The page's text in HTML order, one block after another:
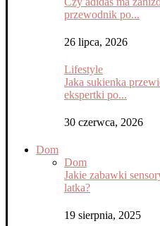
przewodnik po...
26 lipca, 2026
Lifestyle
Jaka sukienka
ekspertki po...
30 czerwca, 2026
Dom
Dom
Jakie zabawki
latka?
19 sierpnia, 2025